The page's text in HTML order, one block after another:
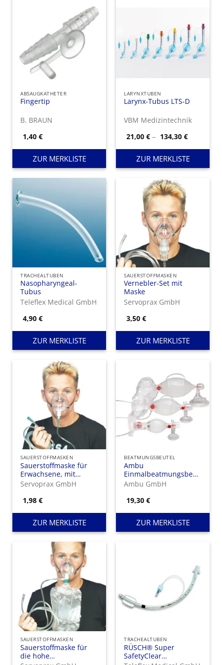
ABSAUGKATHETER
Fingertip
B. BRAUN
1,40€
ZUR MERKLISTE
LARYNXTUBEN
Larynx-Tubus LTS-D
VBM Medizintechnik
21,00€ – 134,30€
21,00 €
bis
134,30 €
ZUR MERKLISTE
TRACHEALTUBEN
Nasopharyngeal-
Tubus
Teleflex Medical GmbH
4,90€
ZUR MERKLISTE
SAUERSTOFFMASKEN
Vernebler-Set mit
Maske
Servoprax GmbH
3,50€
ZUR MERKLISTE
SAUERSTOFFMASKEN
Sauerstoffmaske für
Erwachsene, mit
Schlauch
Servoprax GmbH
1,98€
ZUR MERKLISTE
BEATMUNGSBEUTEL
Ambu
Einmalbeatmungsbeutel
Spur II
Ambu GmbH
19,30€
ZUR MERKLISTE
SAUERSTOFFMASKEN
Sauerstoffmaske für
die hohe
TRACHEALTUBEN
RÜSCH® Super
SafetyClear